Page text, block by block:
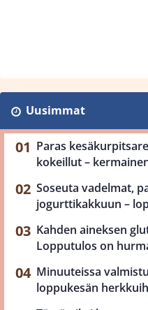
Uusimmat
Paras
kokeillut –
Soseuta vadelmat,
jogurttikakkuun –
Kahden aineksen
Lopputulos on
Minuuteissa
loppukesän